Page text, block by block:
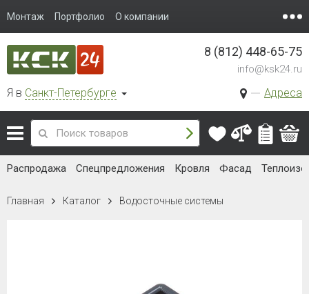
Монтаж Портфолио О компании
Я в Санкт-Петербурге Адреса
8 (812) 448-65-75
info@ksk24.ru
Распродажа Спецпредложения Кровля Фасад
Главная Каталог Водосточные системы